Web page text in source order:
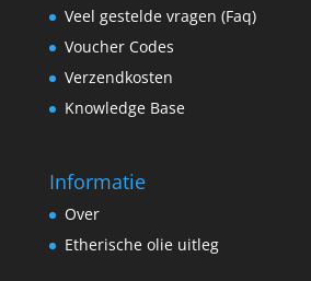
Veel gestelde vragen (Faq)
Voucher Codes
Verzendkosten
Knowledge Base
Informatie
Over
Etherische olie uitleg